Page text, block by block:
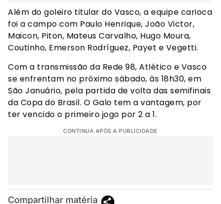
Além do goleiro titular do Vasco, a equipe carioca
foi a campo com Paulo Henrique, João Victor,
Maicon, Piton, Mateus Carvalho, Hugo Moura,
Coutinho, Emerson Rodríguez, Payet e Vegetti.
Com a transmissão da Rede 98, Atlético e Vasco
se enfrentam no próximo sábado, às 18h30, em
São Januário, pela partida de volta das semifinais
da Copa do Brasil. O Galo tem a vantagem, por
ter vencido o primeiro jogo por 2 a 1.
CONTINUA APÓS A PUBLICIDADE
Compartilhar matéria